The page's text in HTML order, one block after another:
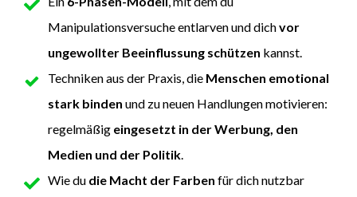
Manipulationsversuche entlarven und dichvor
ungewollter Beeinflussung schützen kannst.
Techniken aus der Praxis, die Menschen emotional
stark binden und zu neuen Handlungen motivieren:
regelmäßig eingesetzt in der Werbung, den
Medien und der Politik.
Wie du die Macht der Farben für dich nutzbar